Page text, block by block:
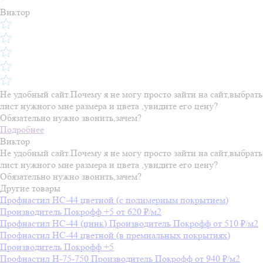
Виктор
Не удобный сайт.Почему я не могу просто зайти на сайт,выбрать
лист нужного мне размера и цвета ,увидите его цену?
Обязательно нужно звонить,зачем?
Подробнее
Виктор
Не удобный сайт.Почему я не могу просто зайти на сайт,выбрать
лист нужного мне размера и цвета ,увидите его цену?
Обязательно нужно звонить,зачем?
Другие товары
Профнастил НС-44 цветной (с полимерным покрытием)
Производитель Покрофф +5 от 620 ₽/м2
Профнастил HС-44 (цинк) Производитель Покрофф от 510 ₽/м2
Профнастил НС-44 цветной (в премиальных покрытиях)
Производитель Покрофф +5
Профнастил H-75-750 Производитель Покрофф от 940 ₽/м2